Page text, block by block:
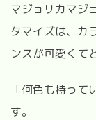
マジョリカマジ
タマイズは、カ
ンスが可愛くて
「何色も持っ
す。